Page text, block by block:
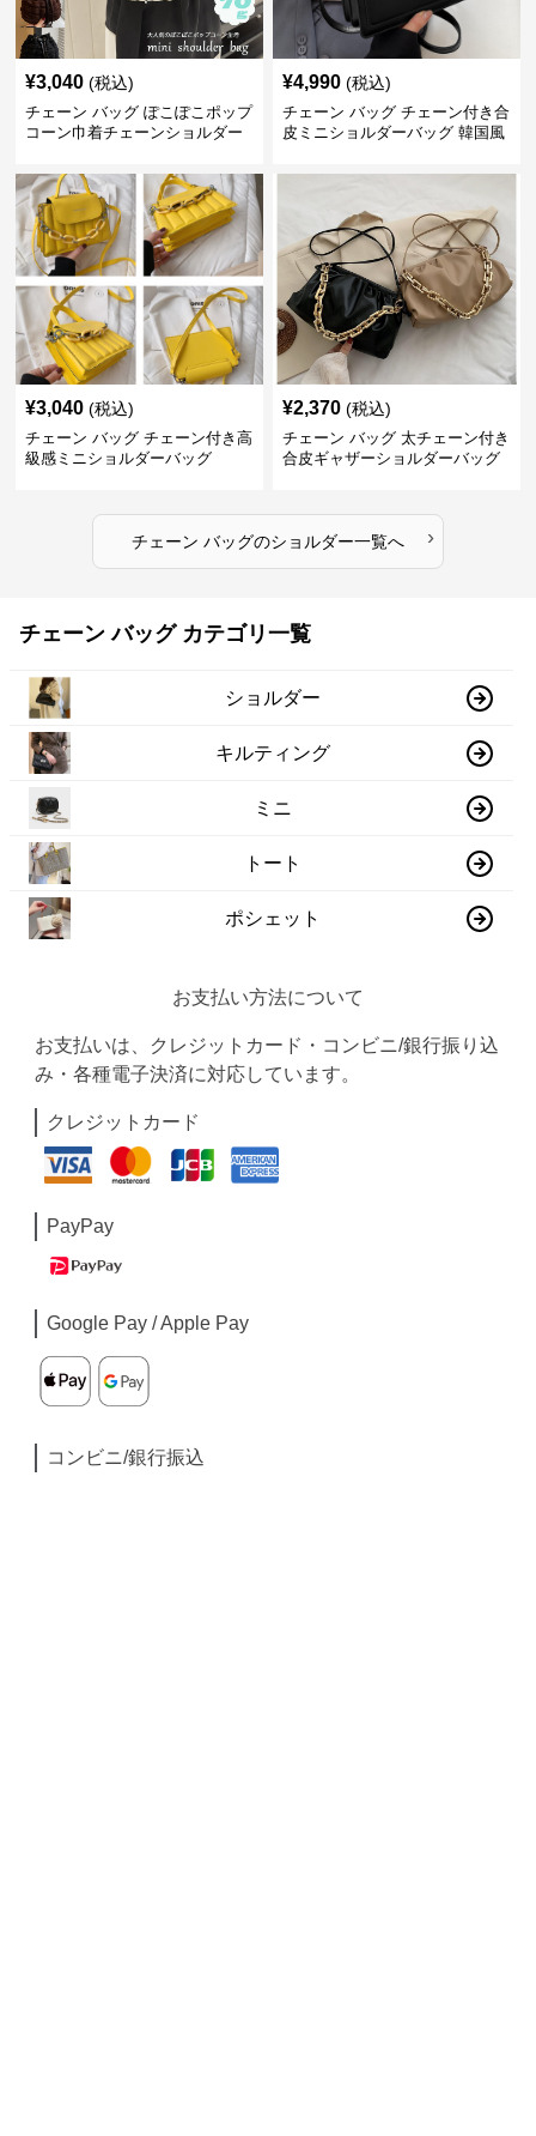
¥3,040 (税込)
チェーン バッグ ぽこぽこポップ
コーン巾着チェーンショルダー
¥4,990 (税込)
チェーン バッグ チェーン付き合
皮ミニショルダーバッグ 韓国風
¥3,040 (税込)
チェーン バッグ チェーン付き高
級感ミニショルダーバッグ
¥2,370 (税込)
チェーン バッグ 太チェーン付き
合皮ギャザーショルダーバッグ
チェーン バッグのショルダー一覧へ ›
チェーン バッグ カテゴリ一覧
ショルダー
キルティング
ミニ
トート
ポシェット
お支払い方法について
お支払いは、クレジットカード・コンビニ/銀行振り込
み・各種電子決済に対応しています。
クレジットカード
PayPay
Google Pay / Apple Pay
コンビニ/銀行振込